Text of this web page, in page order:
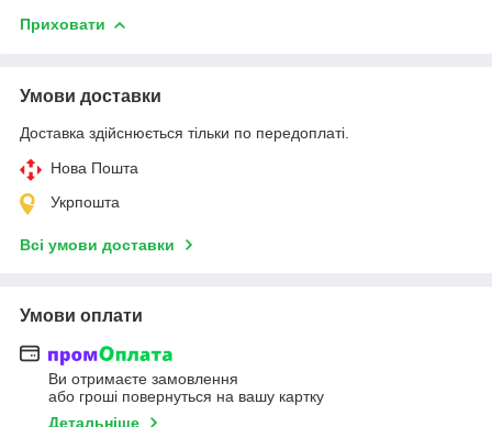
Приховати
Умови доставки
Доставка здійснюється тільки по передоплаті.
Нова Пошта
Укрпошта
Всі умови доставки
Умови оплати
Ви отримаєте замовлення
або гроші повернуться на вашу картку
Детальніше